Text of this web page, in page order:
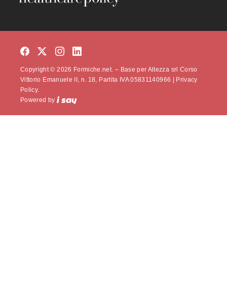
Copyright © 2026 Formiche.net. – Base per Altezza srl Corso
Vittorio Emanuele II, n. 18, Partita IVA 05831140966 |
Privacy
Policy.
Powered by